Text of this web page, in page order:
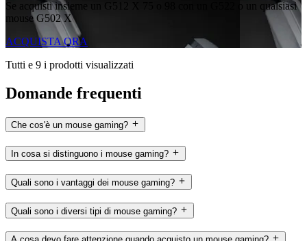
Se acquisti insieme un G512 X 75 o 98 con un G522 o un qualsiasi
mouse G502 X
ACQUISTA ORA
Tutti e 9 i prodotti visualizzati
Domande frequenti
Che cos'è un mouse gaming?
In cosa si distinguono i mouse gaming?
Quali sono i vantaggi dei mouse gaming?
Quali sono i diversi tipi di mouse gaming?